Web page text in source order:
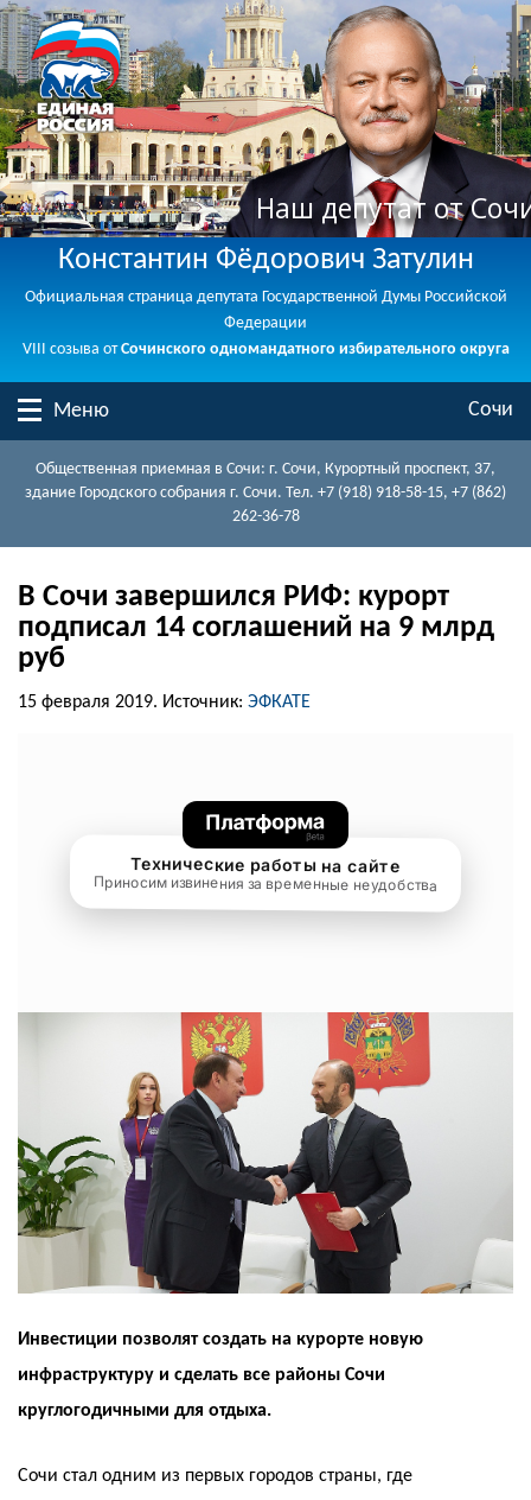
Наш депутат от
Константин Фёдорович Затулин
Официальная страница депутата Государственной Думы Российской
Федерации
VIII созыва отСочинского одномандатного избирательного округа
Меню Сочи
Общественная приемная в Сочи: г. Сочи, Курортный проспект, 37,
здание Городского собрания г. Сочи. Тел. +7 (918) 918-58-15, +7 (862)
262-36-78
В Сочи завершился РИФ: курорт
подписал 14 соглашений на 9 млрд
руб
15 февраля 2019. Источник: ЭФКАТЕ
Инвестиции позволят создать на курорте новую
инфраструктуру и сделать все районы Сочи
круглогодичными для отдыха.
Сочи стал одним из первых городов страны, где